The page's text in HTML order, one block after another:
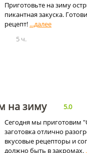
Приготовьте на зиму
пикантная закуска.
рецепт!
5 ч.
на зиму 5.0
Сегодня мы приготовим
заготовка отлично
вкусовые рецепторы и
должно быть в закромах.